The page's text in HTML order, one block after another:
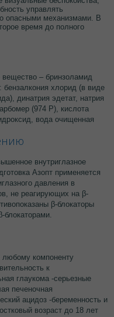
управлять
опасными механизмами. В
время до полного
вещество – бринзоламид
хлорид (в виде
динатрия эдетат, натрия
(974 Р), кислота
вода очищенная
внутриглазное
Азопт применяется
давления в
не реагирующих на β-
β-блокаторы
блокаторами.
любому компоненту
к
глаукома -серьезные
печеночная
ацидоз -беременность и
возраст до 18 лет